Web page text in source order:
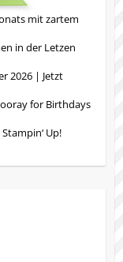
mit zartem
in der Letzen
2026 | Jetzt
for Birthdays
Up!